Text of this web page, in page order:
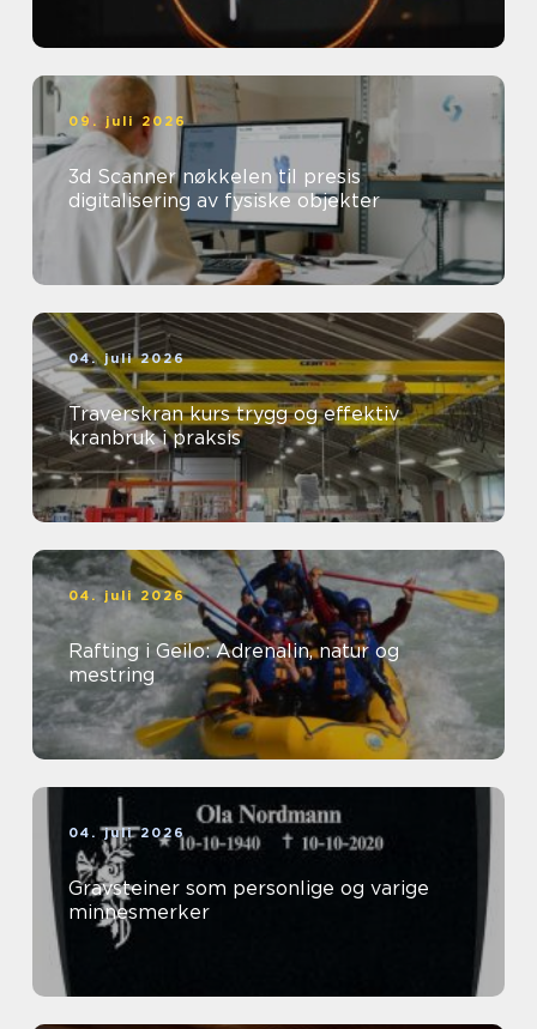
09. juli 2026
3d Scanner nøkkelen til presis
digitalisering av fysiske objekter
04. juli 2026
Traverskran kurs trygg og effektiv
kranbruk i praksis
04. juli 2026
Rafting i Geilo: Adrenalin, natur og
mestring
04. juli 2026
Gravsteiner som personlige og varige
minnesmerker